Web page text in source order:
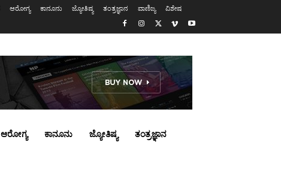
ಆರೋಗ್ಯ ಕಾನೂನು ಜ್ಯೋತಿಷ್ಯ ತಂತ್ರಜ್ಞಾನ ವಾಣಿಜ್ಯ ವಿಶೇಷ
ಆರೋಗ್ಯ ಕಾನೂನು ಜ್ಯೋತಿಷ್ಯ ತಂತ್ರಜ್ಞಾನ